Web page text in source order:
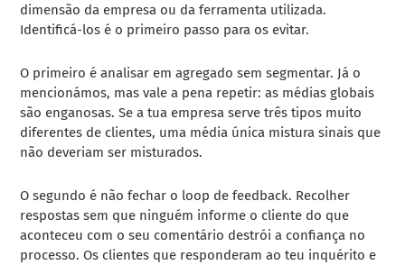
dimensão da empresa ou da ferramenta utilizada.
Identificá-los é o primeiro passo para os evitar.
O primeiro é analisar em agregado sem segmentar. Já o
mencionámos, mas vale a pena repetir: as médias globais
são enganosas. Se a tua empresa serve três tipos muito
diferentes de clientes, uma média única mistura sinais que
não deveriam ser misturados.
O segundo é não fechar o loop de feedback. Recolher
respostas sem que ninguém informe o cliente do que
aconteceu com o seu comentário destrói a confiança no
processo. Os clientes que responderam ao teu inquérito e